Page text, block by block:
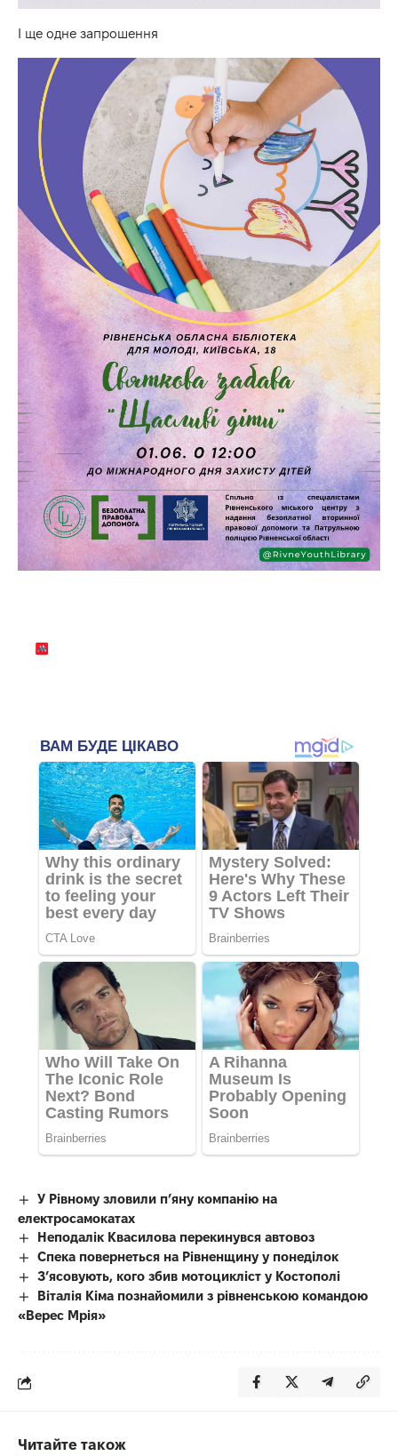
І ще одне запрошення
У Рівному зловили п’яну компанію на
електросамокатах
Неподалік Квасилова перекинувся автовоз
Спека повернеться на Рівненщину у понеділок
З’ясовують, кого збив мотоцикліст у Костополі
Віталія Кіма познайомили з рівненською командою
«Верес Мрія»
Читайте також